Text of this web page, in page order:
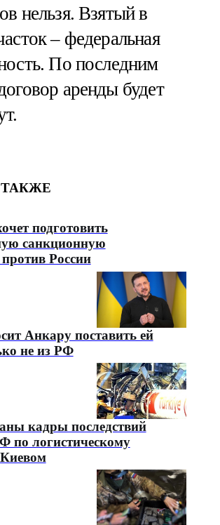
нельзя. Взятый в
– федеральная
По последним
аренды будет
подготовить
санкционную
России
Анкару поставить ей
не из РФ
кадры последствий
по логистическому